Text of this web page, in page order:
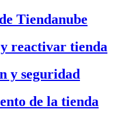
Tiendanube
reactivar tienda
y seguridad
de la tienda